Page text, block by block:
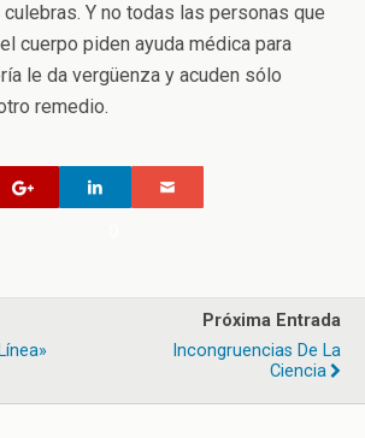
Y no todas las personas que
cuerpo piden ayuda médica para
le da vergüenza y acuden sólo
remedio.
Próxima Entrada
Incongruencias De La
Ciencia